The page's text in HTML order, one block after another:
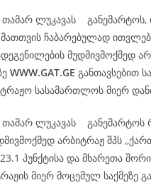
თამარ ლუკავას
ჩაბარებულად
მუდმივმოქმედ
WWW.GAT.GE განთავსებით
სასამართლოს მიერ
თამარ ლუკავას განემარტოს
არბიტრაჟ შპს
პუნქტისა და მხარეთა
მიერ მოცემულ საქმეზე